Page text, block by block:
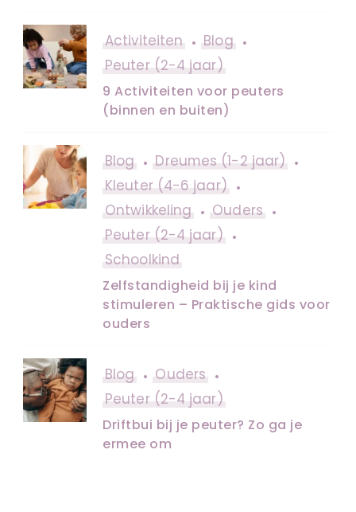
Activiteiten
Blog
Peuter (2-4 jaar)
9 Activiteiten voor peuters
(binnen en buiten)
Blog
Dreumes (1-2 jaar)
Kleuter (4-6 jaar)
Ontwikkeling
Ouders
Peuter (2-4 jaar)
Schoolkind
Zelfstandigheid bij je kind
stimuleren – Praktische gids voor
ouders
Blog
Ouders
Peuter (2-4 jaar)
Driftbui bij je peuter? Zo ga je
ermee om